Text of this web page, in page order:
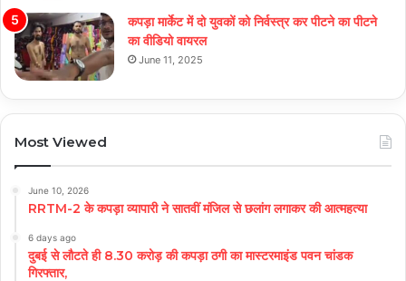
कपड़ा मार्केट में दो युवकों को निर्वस्त्र कर पीटने का पीटने
का वीडियो वायरल
June 11, 2025
Most Viewed
June 10, 2026
RRTM-2 के कपड़ा व्यापारी ने सातवीं मंजिल से छलांग लगाकर की आत्महत्या
6 days ago
दुबई से लौटते ही 8.30 करोड़ की कपड़ा ठगी का मास्टरमाइंड पवन चांडक
गिरफ्तार,